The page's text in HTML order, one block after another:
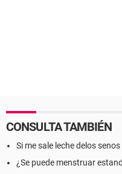
CONSULTA TAMBIÉN
Si me sale leche delos
¿Se puede menstruar